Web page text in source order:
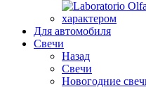
Для автомобиля
Свечи
Назад
Свечи
Новогодние